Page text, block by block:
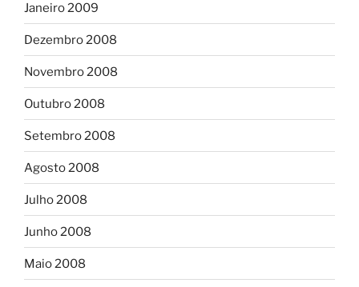
Janeiro 2009
Dezembro 2008
Novembro 2008
Outubro 2008
Setembro 2008
Agosto 2008
Julho 2008
Junho 2008
Maio 2008